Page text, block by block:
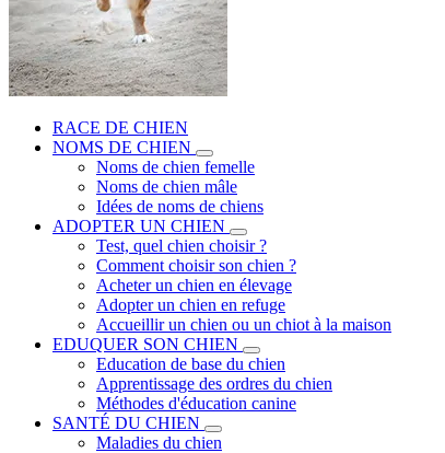
RACE DE CHIEN
NOMS DE CHIEN
Noms de chien femelle
Noms de chien mâle
Idées de noms de chiens
ADOPTER UN CHIEN
Test, quel chien choisir ?
Comment choisir son chien ?
Acheter un chien en élevage
Adopter un chien en refuge
Accueillir un chien ou un chiot à la maison
EDUQUER SON CHIEN
Education de base du chien
Apprentissage des ordres du chien
Méthodes d'éducation canine
SANTÉ DU CHIEN
Maladies du chien